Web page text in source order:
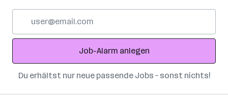
Adresse
Job-Alarm anlegen
Du erhältst nur neue passende Jobs – sonst nichts!